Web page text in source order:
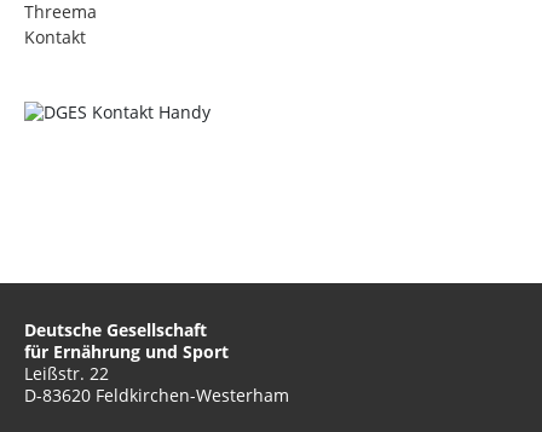
Deutsche Gesellschaft
für Ernährung und Sport
Leißstr. 22
D-83620 Feldkirchen-Westerham